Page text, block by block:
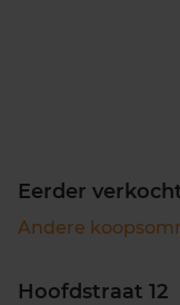
Eerder
Andere
Hoofdstraat 12